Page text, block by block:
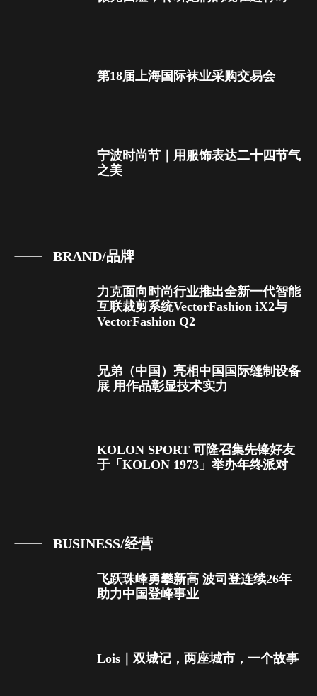
第18届上海国际袜业采购交易会
宁波时尚节｜用服饰表达二十四节气
之美
BRAND/品牌
力克面向时尚行业推出全新一代智能
互联裁剪系统VectorFashion iX2与
VectorFashion Q2
兄弟（中国）亮相中国国际缝制设备
展 用作品彰显技术实力
KOLON SPORT 可隆召集先锋好友
于「KOLON 1973」举办年终派对
BUSINESS/经营
飞跃珠峰勇攀新高 波司登连续26年
助力中国登峰事业
Lois｜双城记，两座城市，一个故事